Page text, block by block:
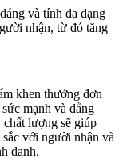
và tính đa dạng
nhận, từ đó tăng
khen thưởng đơn
mạnh và đẳng
lượng sẽ giúp
với người nhận và
danh.